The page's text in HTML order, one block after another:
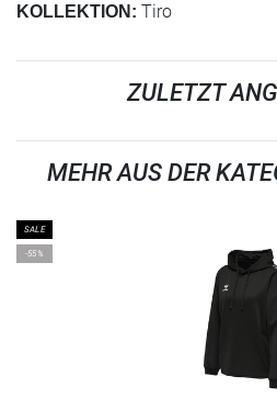
KOLLEKTION: Tiro
ZULETZT
MEHR AUS DER
SALE
-55%